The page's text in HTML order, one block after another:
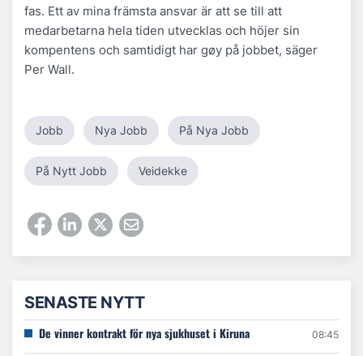
fas. Ett av mina främsta ansvar är att se till att
medarbetarna hela tiden utvecklas och höjer sin
kompentens och samtidigt har gøy på jobbet, säger
Per Wall.
Jobb Nya Jobb På Nya Jobb
På Nytt Jobb Veidekke
SENASTE NYTT
De vinner kontrakt för nya sjukhuset i Kiruna 08:45